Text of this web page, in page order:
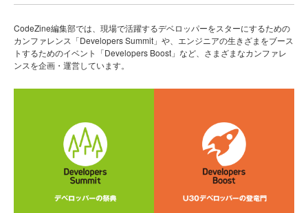
CodeZine編集部では、現場で活躍するデベロッパーをスターにするための
カンファレンス「Developers Summit」や、エンジニアの生きざまをブース
トするためのイベント「Developers Boost」など、さまざまなカンファレ
ンスを企画・運営しています。